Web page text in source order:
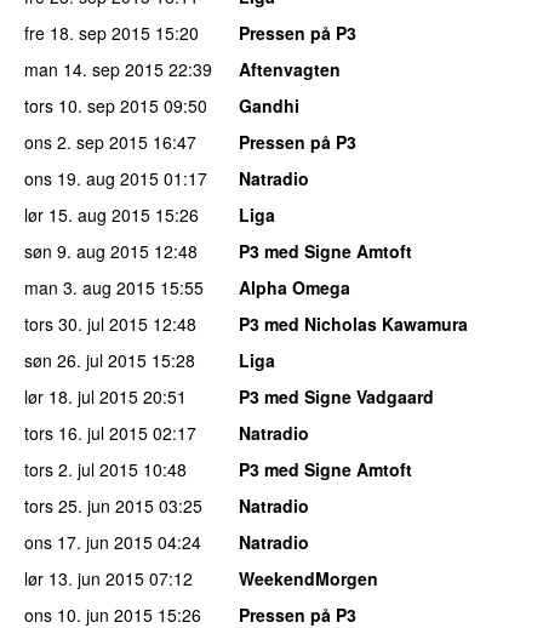
fre 18. sep 2015 15:20
Pressen på P3
man 14. sep 2015 22:39
Aftenvagten
tors 10. sep 2015 09:50
Gandhi
ons 2. sep 2015 16:47
Pressen på P3
ons 19. aug 2015 01:17
Natradio
lør 15. aug 2015 15:26
Liga
søn 9. aug 2015 12:48
P3 med Signe Amtoft
man 3. aug 2015 15:55
Alpha Omega
tors 30. jul 2015 12:48
P3 med Nicholas Kawamura
søn 26. jul 2015 15:28
Liga
lør 18. jul 2015 20:51
P3 med Signe Vadgaard
tors 16. jul 2015 02:17
Natradio
tors 2. jul 2015 10:48
P3 med Signe Amtoft
tors 25. jun 2015 03:25
Natradio
ons 17. jun 2015 04:24
Natradio
lør 13. jun 2015 07:12
WeekendMorgen
ons 10. jun 2015 15:26
Pressen på P3